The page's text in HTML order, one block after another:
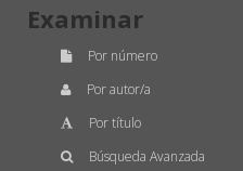
Examinar
Por número
Por autor/a
Por título
Búsqueda Avanzada